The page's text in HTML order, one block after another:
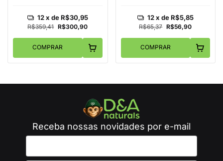
R$359,41 R$300,90
12 x deR$30,95
COMPRAR
R$65,37 R$56,90
12 x deR$5,85
COMPRAR
Receba nossas novidades por e-mail